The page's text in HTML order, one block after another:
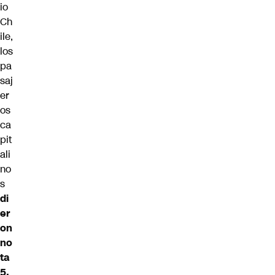
io
Ch
ile,
los
pa
saj
er
os
ca
pit
ali
no
s
di
er
on
no
ta
5,